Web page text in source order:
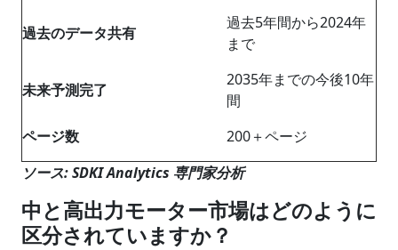
過去のデータ共有
過去5年間から2024年
まで
未来予測完了
2035年までの今後10年
間
ページ数
200＋ページ
ソース: SDKI Analytics 専門家分析
中と高出力モーター市場はどのように
区分されていますか？